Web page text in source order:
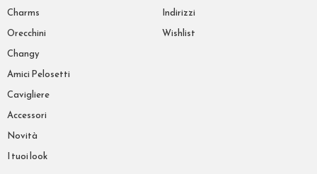
Charms
Orecchini
Changy
Amici Pelosetti
Cavigliere
Accessori
Novità
I tuoi look
Indirizzi
Wishlist